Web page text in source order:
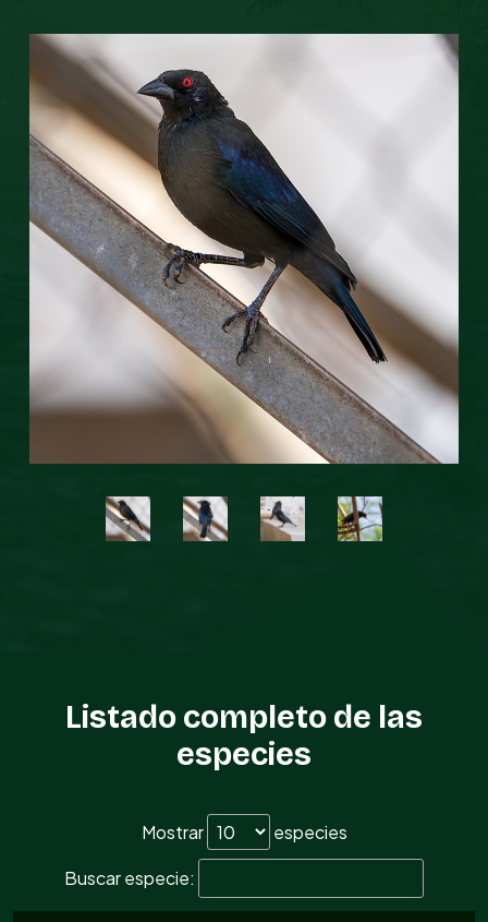
Listado completo de las
especies
Mostrar
especies
Buscar especie: